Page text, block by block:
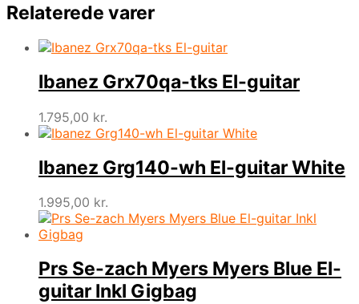
Relaterede varer
Ibanez Grx70qa-tks El-guitar
1.795,00 kr.
Ibanez Grg140-wh El-guitar White
1.995,00 kr.
Prs Se-zach Myers Myers Blue El-
guitar Inkl Gigbag